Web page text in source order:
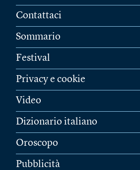
Contattaci
Sommario
Festival
Privacy e cookie
Video
Dizionario italiano
Oroscopo
Pubblicità